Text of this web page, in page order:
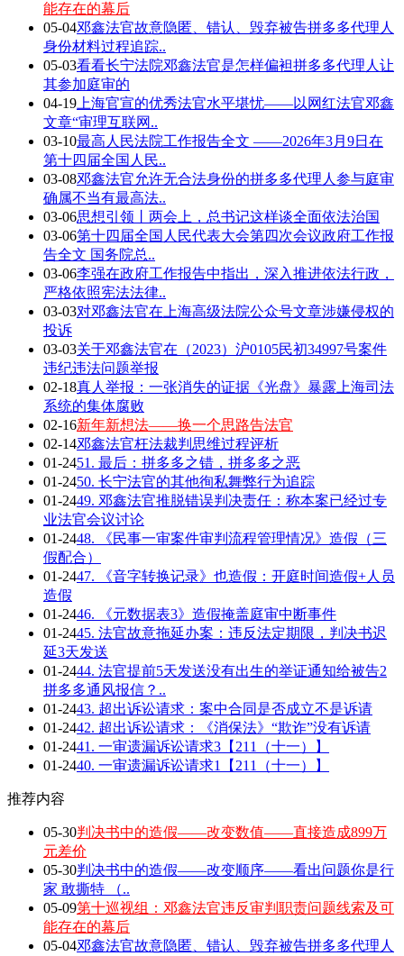
能存在的幕后
05-04邓鑫法官故意隐匿、错认、毁弃被告拼多多代理人
身份材料过程追踪..
05-03看看长宁法院邓鑫法官是怎样偏袒拼多多代理人让
其参加庭审的
04-19 上海官宣的优秀法官水平堪忧——以网红法官邓鑫
文章“审理互联网..
03-10最高人民法院工作报告全文 ——2026年3月9日在
第十四届全国人民..
03-08邓鑫法官允许无合法身份的拼多多代理人参与庭审
确属不当有最高法..
03-06思想引领丨两会上，总书记这样谈全面依法治国
03-06第十四届全国人民代表大会第四次会议政府工作报
告全文 国务院总..
03-06李强在政府工作报告中指出，深入推进依法行政，
严格依照宪法法律..
03-03对邓鑫法官在上海高级法院公众号文章涉嫌侵权的
投诉
03-03关于邓鑫法官在（2023）沪0105民初34997号案件
违纪违法问题举报
02-18真人举报：一张消失的证据《光盘》暴露上海司法
系统的集体腐败
02-16新年新想法——换一个思路告法官
02-14邓鑫法官枉法裁判思维过程评析
01-2451. 最后：拼多多之错，拼多多之恶
01-2450. 长宁法官的其他徇私舞弊行为追踪
01-2449. 邓鑫法官推脱错误判决责任：称本案已经过专
业法官会议讨论
01-2448. 《民事一审案件审判流程管理情况》造假（三
假配合）
01-2447. 《音字转换记录》也造假：开庭时间造假+人员
造假
01-2446. 《元数据表3》造假掩盖庭审中断事件
01-2445. 法官故意拖延办案：违反法定期限，判决书迟
延3天发送
01-2444. 法官提前5天发送没有出生的举证通知给被告2
拼多多通风报信？..
01-2443. 超出诉讼请求：案中合同是否成立不是诉请
01-2442. 超出诉讼请求：《消保法》“欺诈”没有诉请
01-2441. 一审遗漏诉讼请求3【211（十一）】
01-2440. 一审遗漏诉讼请求1【211（十一）】
推荐内容
05-30判决书中的造假——改变数值——直接造成899万
元差价
05-30判决书中的造假——改变顺序——看出问题你是行
家 敢撕特 （..
05-09第十巡视组：邓鑫法官违反审判职责问题线索及可
能存在的幕后
05-04邓鑫法官故意隐匿、错认、毁弃被告拼多多代理人